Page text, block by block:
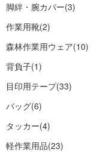
脚絆・腕カバー(3)
作業用靴(2)
森林作業用ウェア(10)
背負子(1)
目印用テープ(33)
バッグ(6)
タッカー(4)
軽作業用品(23)